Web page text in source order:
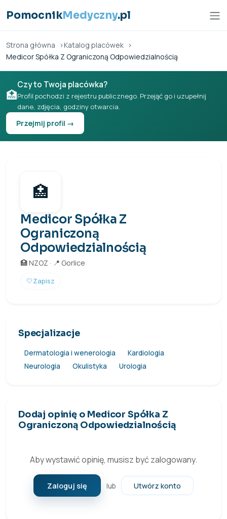
PomocnikMedyczny.pl
Strona główna
Katalog placówek
Medicor Spółka Z Ograniczoną Odpowiedzialnością
🏥
Czy to Twoja placówka?
Profil pochodzi z rejestru publicznego. Przejąć go i uzupełnij
dane, zdjęcia, godziny otwarcia.
Przejmij profil →
🏥
Medicor Spółka Z
Ograniczoną
Odpowiedzialnością
🏥 NZOZ · 📍 Gorlice
🤍Zapisz
Specjalizacje
Dermatologia i wenerologia
Kardiologia
Neurologia
Okulistyka Urologia
Dodaj opinię o Medicor Spółka Z
Ograniczoną Odpowiedzialnością
Aby wystawić opinię, musisz być zalogowany.
Zaloguj się lub Utwórz konto